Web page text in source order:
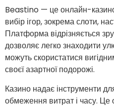
Beastino — це онлайн-
вибір ігор, зокрема слоти,
Платформа відрізняється
дозволяє легко знаходити
можуть скористатися
своєї азартної подорожі.
Казино надає інструменти
обмеження витрат і часу. Це